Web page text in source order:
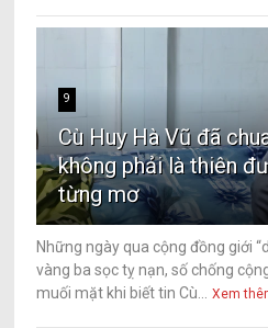
9
Cù Huy Hà Vũ đã
không phải là thiên
từng mơ
Những ngày qua cộng đồng giới
vàng ba sọc tỵ nạn, số chống
muối mặt khi biết tin Cù...
Xem